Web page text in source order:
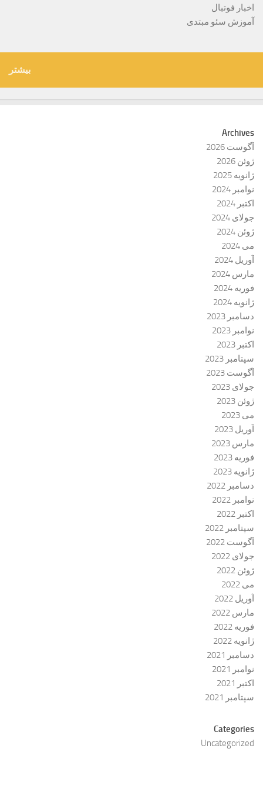
اخبار فوتبال
آموزش سئو مبتدی
بیشتر
Archives
آگوست 2026
ژوئن 2026
ژانویه 2025
نوامبر 2024
اکتبر 2024
جولای 2024
ژوئن 2024
می 2024
آوریل 2024
مارس 2024
فوریه 2024
ژانویه 2024
دسامبر 2023
نوامبر 2023
اکتبر 2023
سپتامبر 2023
آگوست 2023
جولای 2023
ژوئن 2023
می 2023
آوریل 2023
مارس 2023
فوریه 2023
ژانویه 2023
دسامبر 2022
نوامبر 2022
اکتبر 2022
سپتامبر 2022
آگوست 2022
جولای 2022
ژوئن 2022
می 2022
آوریل 2022
مارس 2022
فوریه 2022
ژانویه 2022
دسامبر 2021
نوامبر 2021
اکتبر 2021
سپتامبر 2021
Categories
Uncategorized